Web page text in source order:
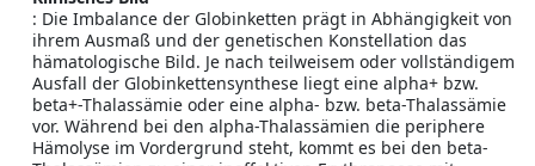
: Die Imbalance der Globinketten prägt in Abhängigkeit von
ihrem Ausmaß und der genetischen Konstellation das
hämatologische Bild. Je nach teilweisem oder vollständigem
Ausfall der Globinkettensynthese liegt eine alpha+ bzw.
beta+-Thalassämie oder eine alpha- bzw. beta-Thalassämie
vor. Während bei den alpha-Thalassämien die periphere
Hämolyse im Vordergrund steht, kommt es bei den beta-